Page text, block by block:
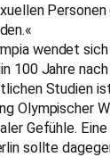
Personen
wendet
100 Jahre
Studien
Olympischer
Gefühle.
sollte